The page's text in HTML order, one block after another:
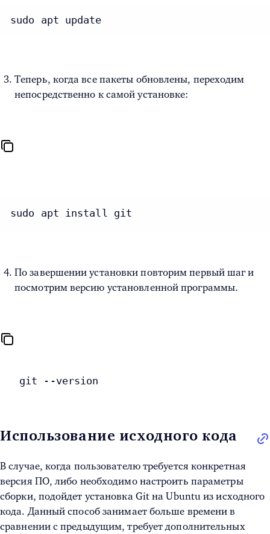
sudo apt update
Теперь, когда все пакеты обновлены, переходим
непосредственно к самой установке:
sudo apt install git
По завершении установки повторим первый шаг и
посмотрим версию установленной программы.
git --version
Использование исходного кода
В случае, когда пользователю требуется конкретная
версия ПО, либо необходимо настроить параметры
сборки, подойдет установка Git на Ubuntuиз исходного
кода. Данный способ занимает больше времени в
сравнении с предыдущим, требует дополнительных